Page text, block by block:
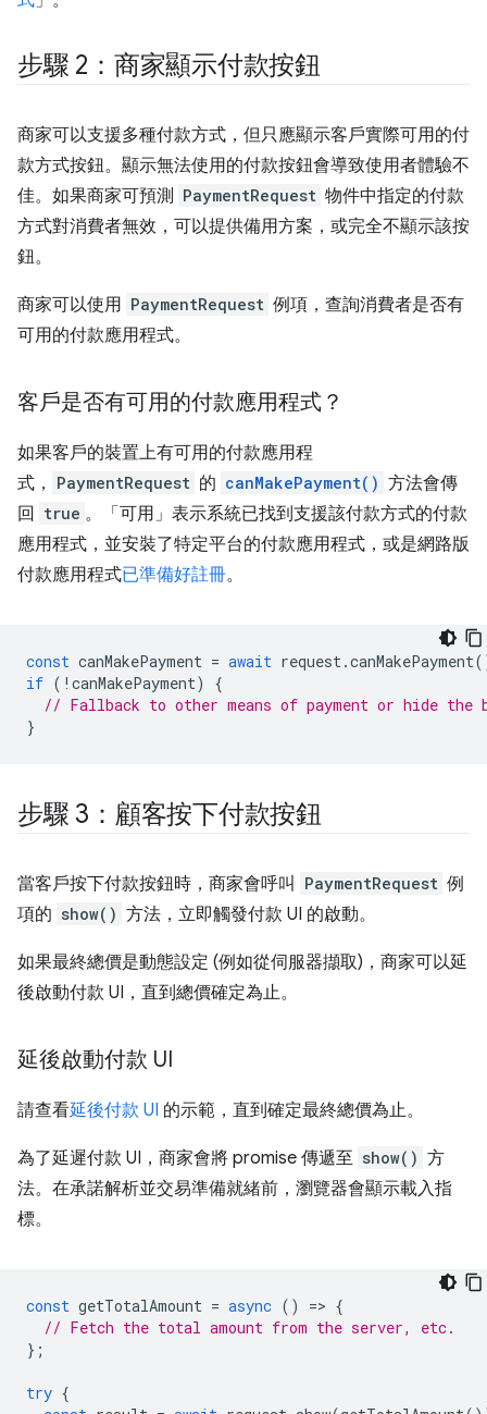
步驟 2：商家顯示付款按鈕
商家可以支援多種付款方式，但只應顯示客戶實際可用的付
款方式按鈕。顯示無法使用的付款按鈕會導致使用者體驗不
佳。如果商家可預測 PaymentRequest 物件中指定的付款
方式對消費者無效，可以提供備用方案，或完全不顯示該按
鈕。
商家可以使用 PaymentRequest 例項，查詢消費者是否有
可用的付款應用程式。
客戶是否有可用的付款應用程式？
如果客戶的裝置上有可用的付款應用程
式，
PaymentRequest 的 canMakePayment() 方法會傳
回
true 。「可用」表示系統已找到支援該付款方式的付款
應用程式，並安裝了特定平台的付款應用程式，或是網路版
付款應用程式已準備好註冊。
const canMakePayment = await request.canMakePayment
if ( ! canMakePayment)
{
// Fallback to other means of payment or hide the
}
步驟 3：顧客按下付款按鈕
當客戶按下付款按鈕時，商家會呼叫 PaymentRequest 例
項的 show() 方法，立即觸發付款 UI 的啟動。
如果最終總價是動態設定 (例如從伺服器擷取)，商家可以延
後啟動付款 UI，直到總價確定為止。
延後啟動付款 UI
請查看延後付款 UI 的示範，直到確定最終總價為止。
為了延遲付款 UI，商家會將 promise 傳遞至 show() 方
法。在承諾解析並交易準備就緒前，瀏覽器會顯示載入指
標。
const getTotalAmount = async () => {
// Fetch the total amount from the server, etc.
};
try {